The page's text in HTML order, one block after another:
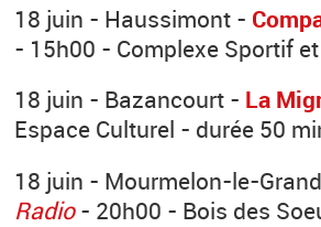
18 juin - Haussimont -
- 15h00 - Complexe Sportif
18 juin - Bazancourt - La
Espace Culturel - durée 50
18 juin - Mourmelon-le-
Radio- 20h00 - Bois des